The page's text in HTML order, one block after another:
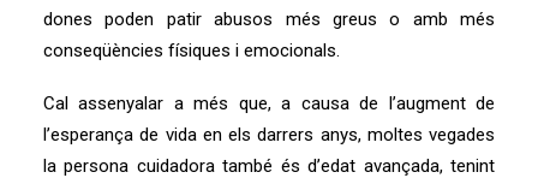
dones poden patir abusos més greus o amb més
conseqüències físiques i emocionals.
Cal assenyalar a més que, a causa de l’augment de
l’esperança de vida en els darrers anys, moltes vegades
la persona cuidadora també és d’edat avançada, tenint